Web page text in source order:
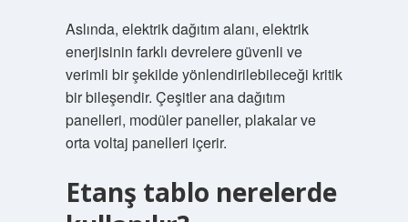
Aslında, elektrik dağıtım alanı, elektrik
enerjisinin farklı devrelere güvenli ve
verimli bir şekilde yönlendirilebileceği kritik
bir bileşendir. Çeşitler ana dağıtım
panelleri, modüler paneller, plakalar ve
orta voltaj panelleri içerir.
Etanş tablo nerelerde